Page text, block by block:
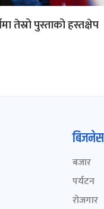
तेस्रो पुस्ताको हस्तक्षेप
बिजनेस
बजार
पर्यटन
रोजगार